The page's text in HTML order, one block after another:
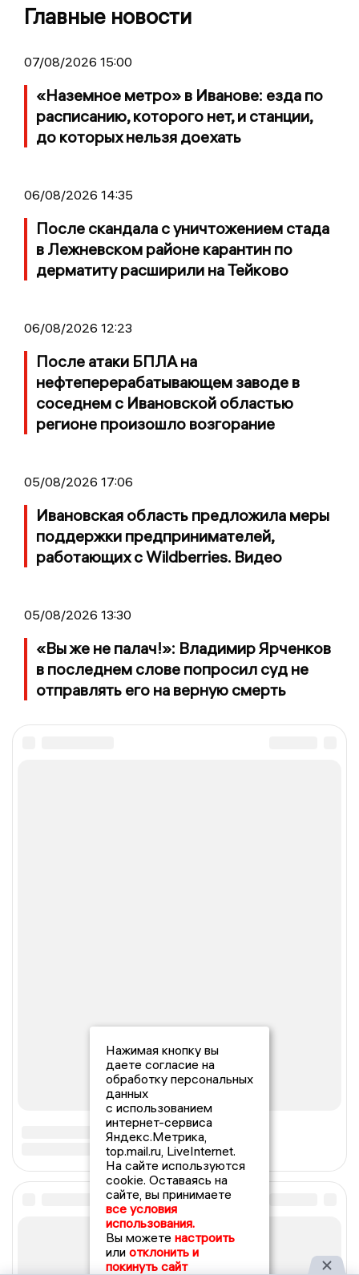
Главные новости
07/08/2026 15:00
«Наземное метро» в Иванове: езда по
расписанию, которого нет, и станции,
до которых нельзя доехать
06/08/2026 14:35
После скандала с уничтожением стада
в Лежневском районе карантин по
дерматиту расширили на Тейково
06/08/2026 12:23
После атаки БПЛА на
нефтеперерабатывающем заводе в
соседнем с Ивановской областью
регионе произошло возгорание
05/08/2026 17:06
Ивановская область предложила меры
поддержки предпринимателей,
работающих с Wildberries. Видео
05/08/2026 13:30
«Вы же не палач!»: Владимир Ярченков
в последнем слове попросил суд не
отправлять его на верную смерть
Нажимая кнопку вы
даете согласие на
обработку персональных
данных
с использованием
интернет-сервиса
Яндекс.Метрика,
top.mail.ru, LiveInternet.
На сайте используются
cookie. Оставаясь на
сайте, вы принимаете
все условия
использования.
Вы можете настроить
или отклонить и
покинуть сайт